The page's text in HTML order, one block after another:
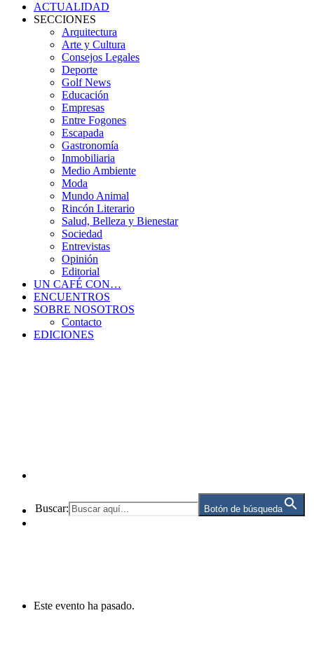
ACTUALIDAD
SECCIONES
Arquitectura
Arte y Cultura
Consejos Legales
Deporte
Golf News
Educación
Empresas
Entre Fogones
Escapada
Gastronomía
Inmobiliaria
Medio Ambiente
Moda
Mundo Animal
Rincón Literario
Salud, Belleza y Bienestar
Sociedad
Entrevistas
Opinión
Editorial
UN CAFÉ CON…
ENCUENTROS
SOBRE NOSOTROS
Contacto
EDICIONES
Buscar: Botón de búsqueda
Este evento ha pasado.